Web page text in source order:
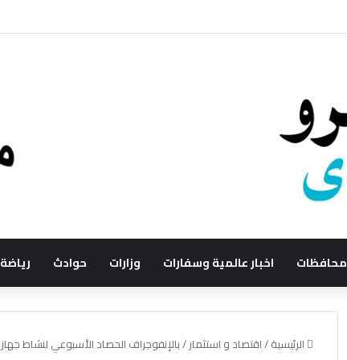
محافظات اخبار عالمية وسفارات وزارات حوادث رياضة
الرئيسية/اقتصاد و استثمار /بالإنفوجراف الحصاد الأسبوعي لنشاط